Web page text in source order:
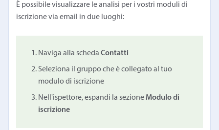
È possibile visualizzare le analisi per i vostri moduli di
iscrizione via email in due luoghi:
Naviga alla schedaContatti
Seleziona il gruppo che è collegato al tuo
modulo di iscrizione
Nell'ispettore, espandi la sezione Modulo di
iscrizione